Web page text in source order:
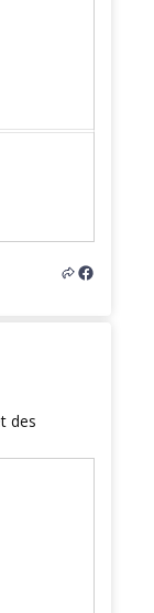
des